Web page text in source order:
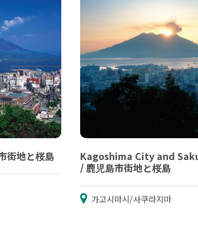
街地と桜島
Kagoshima City and
/ 鹿児島市街地と桜島
가고시마시/사쿠라지마